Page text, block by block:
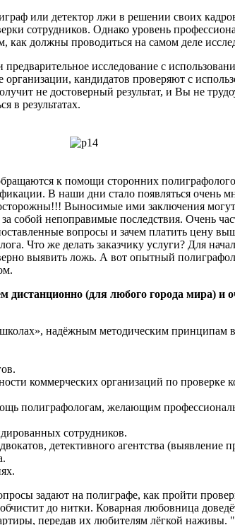
или детектор лжи в решении своих
сотрудников. Однако уровень
должны проводиться на самом деле
исследование с
кандидатов проверяют с
не достоверный результат, и Вы не
в результатах.
к помощи сторонних
В наши дни стало появляться очень
Выносимые ими заключения
непоправимые последствия. Очень
вопросы и зачем платить цену
Что же делать заказчику услуги? Для
выявить ложь. А вот опытный
дистанционно (для любого города мира) и
надёжным методическим принципам
коммерческих организаций по проверке
полиграфологам, желающим
сотрудников.
детективного агентства (выявление
задают на полиграфе, как пройти
до нитки. Коварная любовница
передав их любителям лёгкой наживы.